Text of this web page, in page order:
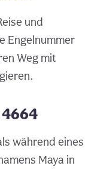
und
Engelnummer
Weg mit
während eines
Maya in